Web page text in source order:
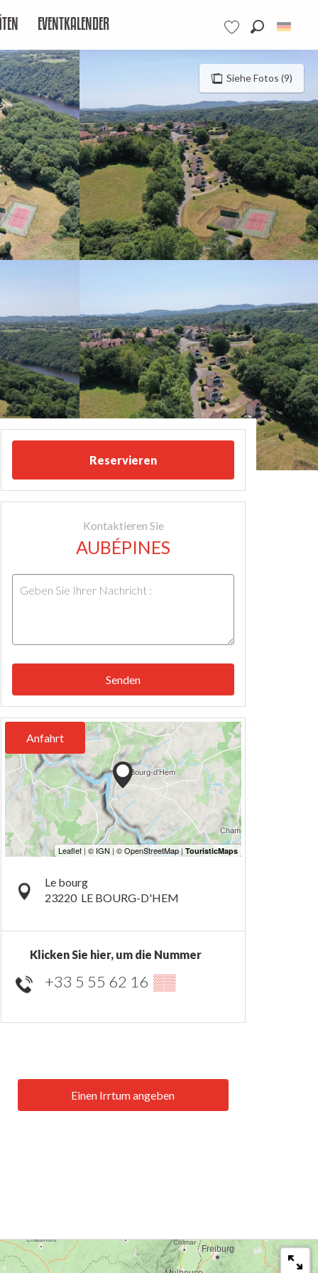
Voir les favoris
EVENTKALENDER
Siehe Fotos (9)
Reservieren
Kontaktieren Sie
AUBÉPINES
Senden
Anfahrt
Le bourg
23220 LE BOURG-D'HEM
Klicken Sie hier, um die Nummer
+33 5 55 62 16 ▒▒
Einen Irrtum angeben